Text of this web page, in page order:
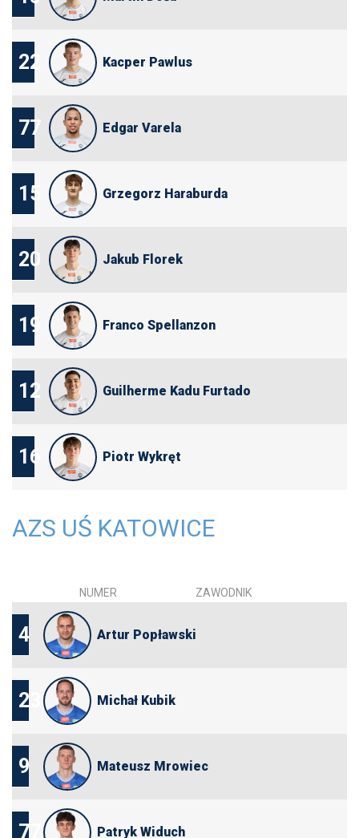
22 Kacper Pawlus
77 Edgar Varela
15 Grzegorz Haraburda
20 Jakub Florek
19 Franco Spellanzon
12 Guilherme Kadu Furtado
16 Piotr Wykręt
AZS UŚ KATOWICE
NUMER ZAWODNIK
4 Artur Popławski
23 Michał Kubik
9 Mateusz Mrowiec
77 Patryk Widuch